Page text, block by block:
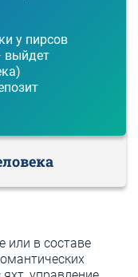
у пирсов
выйдет
или в составе